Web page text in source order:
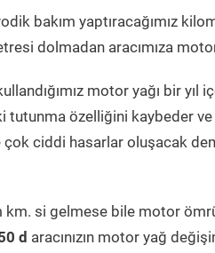
bakım yaptıracağımız
dolmadan aracımıza
motor yağı bir
özelliğini kaybeder ve
ciddi hasarlar oluşacak
km. si gelmese bile motor
d aracınızın motor yağ